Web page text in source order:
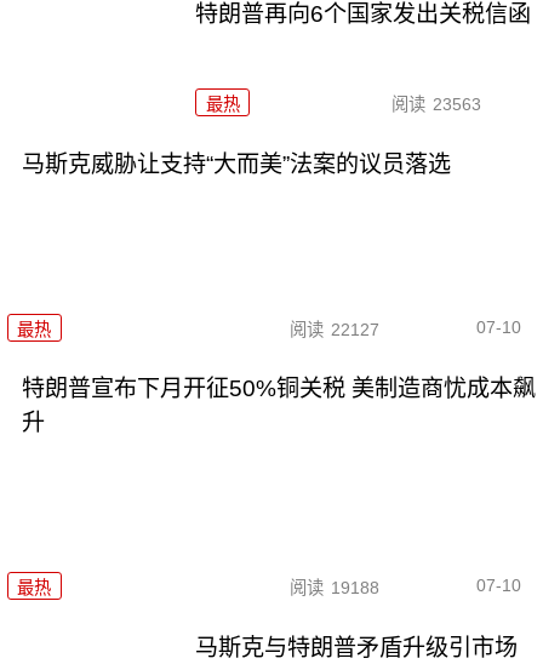
特朗普再向6个国家发出关税信函
最热 阅读 23563
马斯克威胁让支持“大而美”法案的议员落选
最热 阅读 22127 07-10
特朗普宣布下月开征50%铜关税 美制造商忧成本飙
升
最热 阅读 19188 07-10
马斯克与特朗普矛盾升级引市场